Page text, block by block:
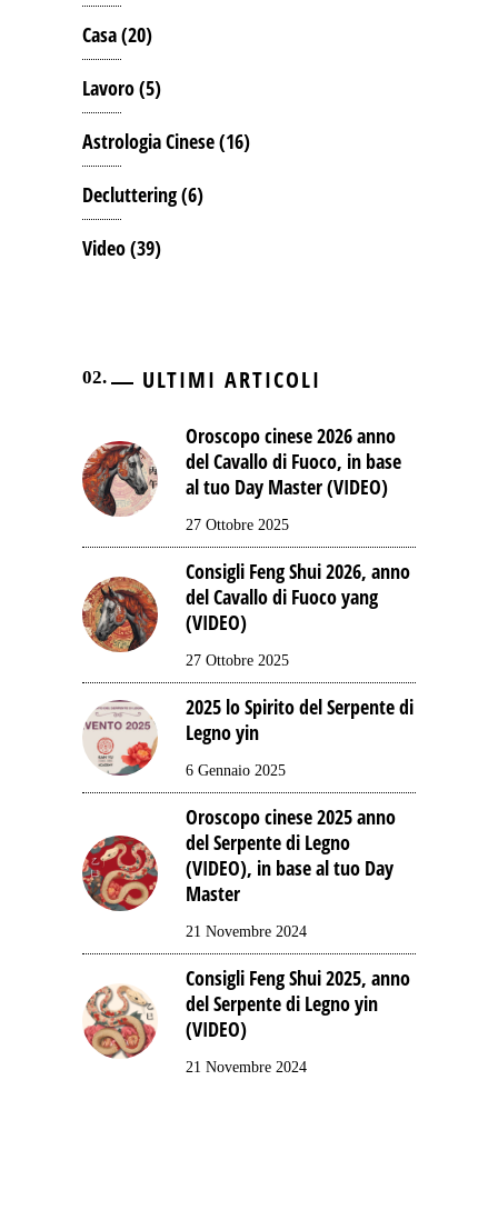
Casa(20)
Lavoro(5)
Astrologia Cinese(16)
Decluttering(6)
Video(39)
ULTIMI ARTICOLI
Oroscopo cinese 2026 anno
del Cavallo di Fuoco, in base
al tuo Day Master (VIDEO)
27 Ottobre 2025
Consigli Feng Shui 2026, anno
del Cavallo di Fuoco yang
(VIDEO)
27 Ottobre 2025
2025 lo Spirito del Serpente di
Legno yin
6 Gennaio 2025
Oroscopo cinese 2025 anno
del Serpente di Legno
(VIDEO), in base al tuo Day
Master
21 Novembre 2024
Consigli Feng Shui 2025, anno
del Serpente di Legno yin
(VIDEO)
21 Novembre 2024